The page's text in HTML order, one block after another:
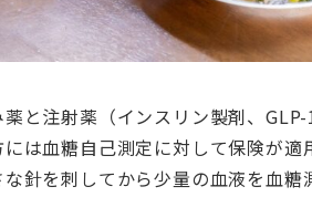
と注射薬（インスリン製剤、
は血糖自己測定に対して保険が
針を刺してから少量の血液を血糖